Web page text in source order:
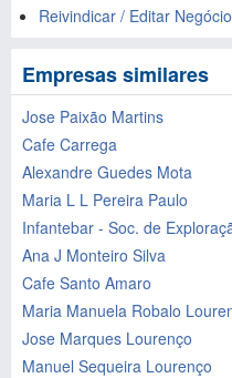
Reivindicar / Editar Negócio
Empresas similares
Jose Paixão Martins
Cafe Carrega
Alexandre Guedes Mota
Maria L L Pereira Paulo
Ana J Monteiro Silva
Cafe Santo Amaro
Jose Marques Lourenço
Manuel Sequeira Lourenço